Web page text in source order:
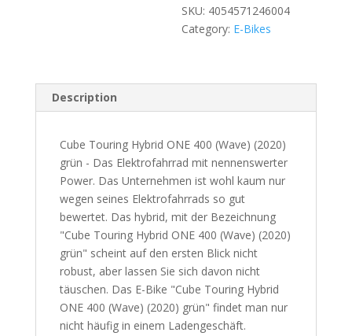
SKU: 4054571246004
Category: E-Bikes
Description
Cube Touring Hybrid ONE 400 (Wave) (2020)
grün - Das Elektrofahrrad mit nennenswerter
Power. Das Unternehmen ist wohl kaum nur
wegen seines Elektrofahrrads so gut
bewertet. Das hybrid, mit der Bezeichnung
"Cube Touring Hybrid ONE 400 (Wave) (2020)
grün" scheint auf den ersten Blick nicht
robust, aber lassen Sie sich davon nicht
täuschen. Das E-Bike "Cube Touring Hybrid
ONE 400 (Wave) (2020) grün" findet man nur
nicht häufig in einem Ladengeschäft.